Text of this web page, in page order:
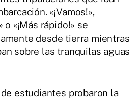
«¡Vamos!»,
o «¡Más rápido!» se
desde tierra mientras
sobre las tranquilas aguas
estudiantes probaron la